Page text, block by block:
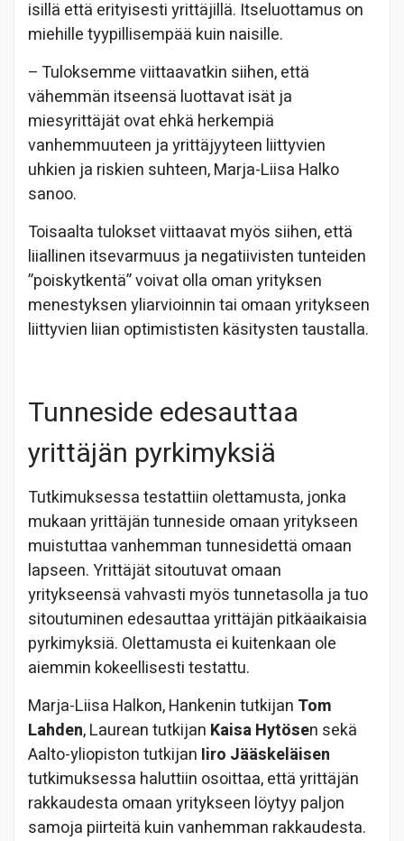
isillä että erityisesti yrittäjillä. Itseluottamus on
miehille tyypillisempää kuin naisille.
– Tuloksemme viittaavatkin siihen, että
vähemmän itseensä luottavat isät ja
miesyrittäjät ovat ehkä herkempiä
vanhemmuuteen ja yrittäjyyteen liittyvien
uhkien ja riskien suhteen, Marja-Liisa Halko
sanoo.
Toisaalta tulokset viittaavat myös siihen, että
liiallinen itsevarmuus ja negatiivisten tunteiden
”poiskytkentä” voivat olla oman yrityksen
menestyksen yliarvioinnin tai omaan yritykseen
liittyvien liian optimististen käsitysten taustalla.
Tunneside edesauttaa
yrittäjän pyrkimyksiä
Tutkimuksessa testattiin olettamusta, jonka
mukaan yrittäjän tunneside omaan yritykseen
muistuttaa vanhemman tunnesidettä omaan
lapseen. Yrittäjät sitoutuvat omaan
yritykseensä vahvasti myös tunnetasolla ja tuo
sitoutuminen edesauttaa yrittäjän pitkäaikaisia
pyrkimyksiä. Olettamusta ei kuitenkaan ole
aiemmin kokeellisesti testattu.
Marja-Liisa Halkon, Hankenin tutkijan Tom
Lahden, Laurean tutkijan Kaisa Hytösen sekä
Aalto-yliopiston tutkijan Iiro Jääskeläisen
tutkimuksessa haluttiin osoittaa, että yrittäjän
rakkaudesta omaan yritykseen löytyy paljon
samoja piirteitä kuin vanhemman rakkaudesta.